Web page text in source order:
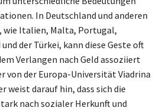
In Deutschland und anderen
wie Italien, Malta, Portugal,
der Türkei, kann diese Geste oft
Verlangen nach Geld assoziiert
von der Europa-Universität Viadrina
weist darauf hin, dass sich die
nach sozialer Herkunft und